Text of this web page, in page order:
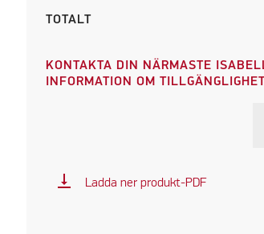
TOTALT
KONTAKTA DIN NÄRMASTE
INFORMATION OM
vertical_align_bottom Ladda ner produkt-PDF